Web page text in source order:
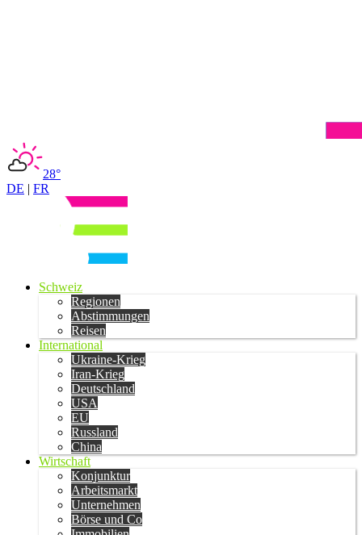
28°
DE | FR
Schweiz
Regionen
Abstimmungen
Reisen
International
Ukraine-Krieg
Iran-Krieg
Deutschland
USA
EU
Russland
China
Wirtschaft
Konjunktur
Arbeitsmarkt
Unternehmen
Börse und Co